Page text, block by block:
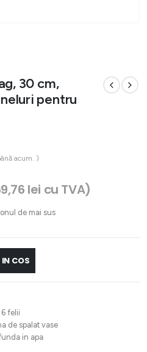
30 cm,
pentru
acum. )
lei cu TVA)
de mai sus
COS
felii
de spalat vase
in apa